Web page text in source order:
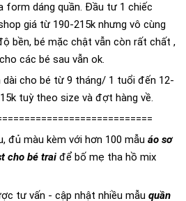
form dáng quần. Đầu tư 1 chiếc
giá từ 190-215k nhưng vô cùng
bền, bé mặc chật vẫn còn rất chất ,
các bé sau vẫn ok.
dài cho bé từ 9 tháng/ 1 tuổi đến 12-
tuỳ theo size và đợt hàng về.
đủ màu kèm với hơn 100 mẫu áo sơ
cho bé trai để bố mẹ tha hồ mix
tư vấn - cập nhật nhiều mẫu quần